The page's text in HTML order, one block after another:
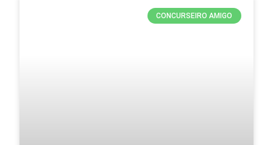
CONCURSEIRO AMIGO